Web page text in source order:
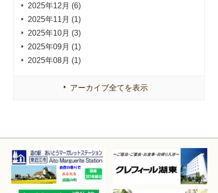
2025年12月 (6)
2025年11月 (1)
2025年10月 (3)
2025年09月 (1)
2025年08月 (1)
アーカイブ全てを表示